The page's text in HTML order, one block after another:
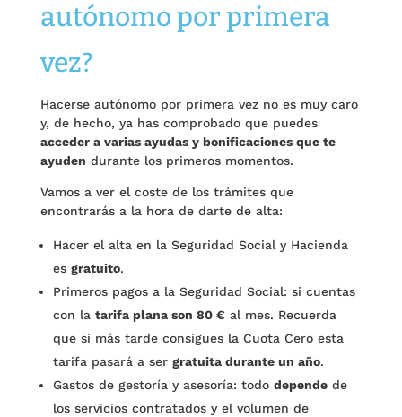
autónomo por primera
vez?
Hacerse autónomo por primera vez no es muy caro
y, de hecho, ya has comprobado que puedes
acceder a varias ayudas y bonificaciones que te
ayuden durante los primeros momentos.
Vamos a ver el coste de los trámites que
encontrarás a la hora de darte de alta:
Hacer el alta en la Seguridad Social y Hacienda
es gratuito.
Primeros pagos a la Seguridad Social: si cuentas
con la tarifa plana son 80 €al mes. Recuerda
que si más tarde consigues la Cuota Cero esta
tarifa pasará a ser gratuita durante un año.
Gastos de gestoría y asesoría: todo dependede
los servicios contratados y el volumen de